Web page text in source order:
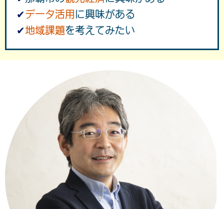
✔︎データ活用 に興味がある
✔︎地域課題を考えてみたい